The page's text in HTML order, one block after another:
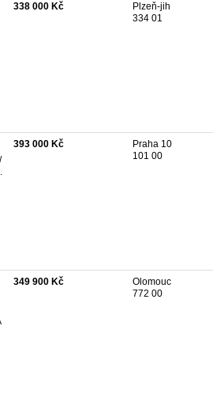
338 000 Kč
Plzeň-jih
334 01
393 000 Kč
Praha 10
101 00
349 900 Kč
Olomouc
772 00